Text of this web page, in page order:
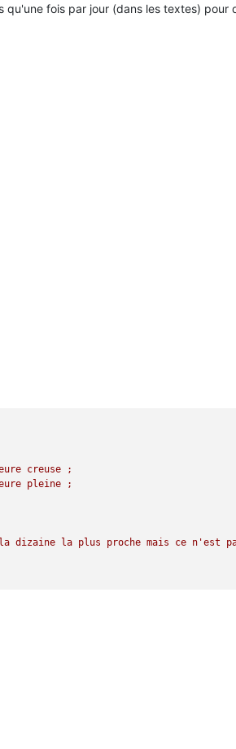
fois par jour (dans les textes) pour
creuse
;
pleine
;
la dizaine la plus proche mais ce n'est